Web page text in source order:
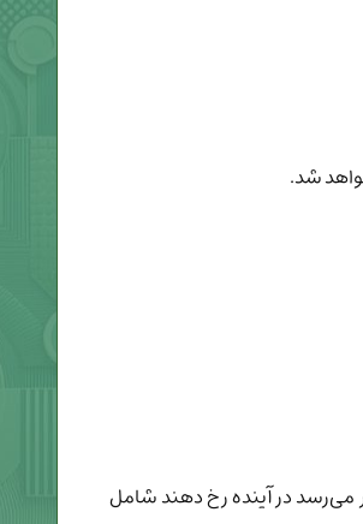
می‌رسد در آینده رخ دهند شامل